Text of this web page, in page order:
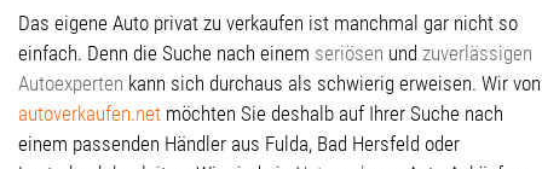
Das eigene Auto privat zu verkaufen ist manchmal gar nicht so
einfach. Denn die Suche nach einem seriösen und zuverlässigen
Autoexperten kann sich durchaus als schwierig erweisen. Wir von
autoverkaufen.net möchten Sie deshalb auf Ihrer Suche nach
einem passenden Händler aus Fulda, Bad Hersfeld oder